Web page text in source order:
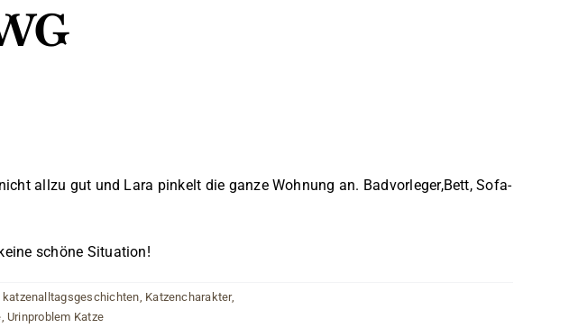
allzu gut und Lara pinkelt die ganze Wohnung an. Badvorleger,Bett, Sofa-
schöne Situation!
katzenalltagsgeschichten Katzencharakter,
Urinproblem Katze